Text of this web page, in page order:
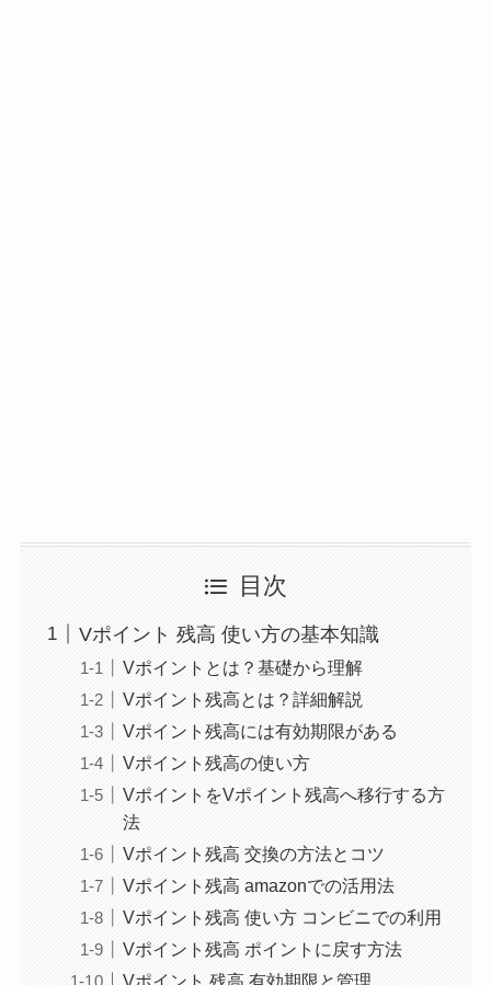
目次
Vポイント 残高 使い方の基本知識
Vポイントとは？基礎から理解
Vポイント残高とは？詳細解説
Vポイント残高には有効期限がある
Vポイント残高の使い方
VポイントをVポイント残高へ移行する方
法
Vポイント残高 交換の方法とコツ
Vポイント残高 amazonでの活用法
Vポイント残高 使い方 コンビニでの利用
Vポイント残高 ポイントに戻す方法
Vポイント 残高 有効期限と管理